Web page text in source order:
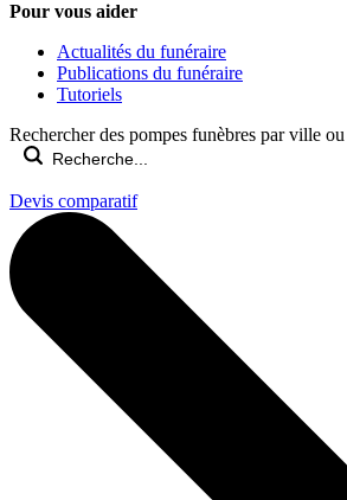
Pour vous aider
Actualités du funéraire
Publications du funéraire
Tutoriels
Rechercher des pompes funèbres par ville
Devis comparatif